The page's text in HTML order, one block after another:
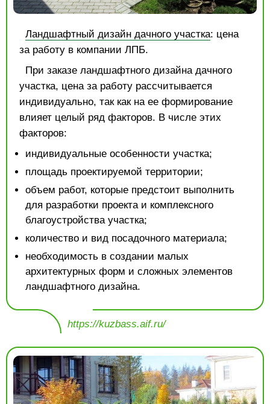
Ландшафтный дизайн дачного участка: цена
за работу в компании ЛПБ.
При заказе ландшафтного дизайна дачного
участка, цена за работу рассчитывается
индивидуально, так как на ее формирование
влияет целый ряд факторов. В числе этих
факторов:
индивидуальные особенности участка;
площадь проектируемой территории;
объем работ, которые предстоит выполнить
для разработки проекта и комплексного
благоустройства участка;
количество и вид посадочного материала;
необходимость в создании малых
архитектурных форм и сложных элементов
ландшафтного дизайна.
https://kuzbass.aif.ru/